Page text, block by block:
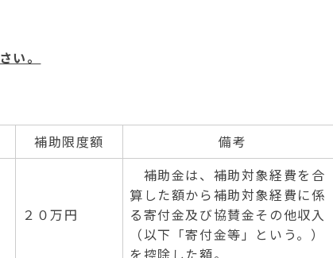
い。
補助限度額 備考
２０万円
補助金は、補助対象経費を合
算した額から補助対象経費に係
る寄付金及び協賛金その他収入
（以下「寄付金等」という。）
を控除した額。